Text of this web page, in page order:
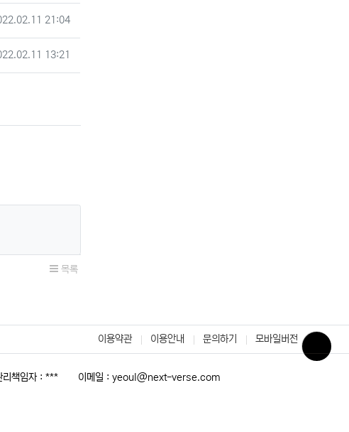
일 21:04
일 13:21
목록
이용약관 이용안내 문의하기 모바일버전
리책임자 : *** 이메일 : yeoul@next-verse.com